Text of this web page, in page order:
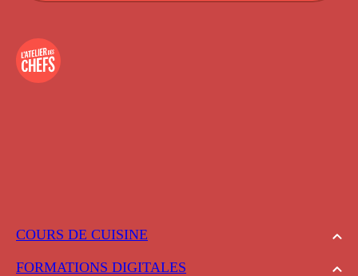
COURS DE CUISINE
FORMATIONS DIGITALES